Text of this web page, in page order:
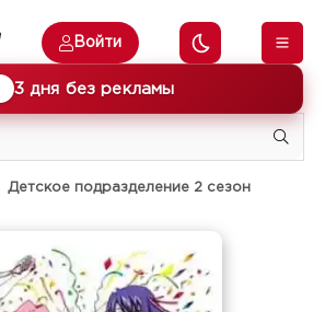
3 дня без рекламы
Войти
Детское подразделение 2 сезон